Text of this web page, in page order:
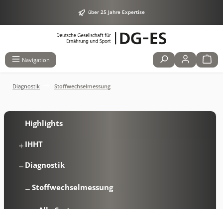
über 25 Jahre Expertise
Navigation
Diagnostik Stoffwechselmessung
Highlights
IHHT
Diagnostik
Stoffwechselmessung